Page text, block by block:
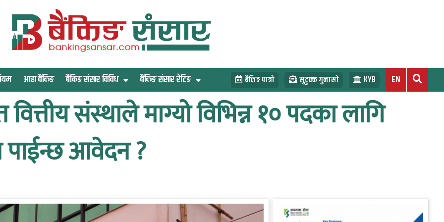
आहा बैंकिङ बैंकिङ संसार विविध बैंकिङ संसार रेटिङ बैंकिङ पात्रो सुटुक्क गुनासो KYB EN
संस्थाले माग्यो विभिन्न १० पदका लागि
पाईन्छ आवेदन ?